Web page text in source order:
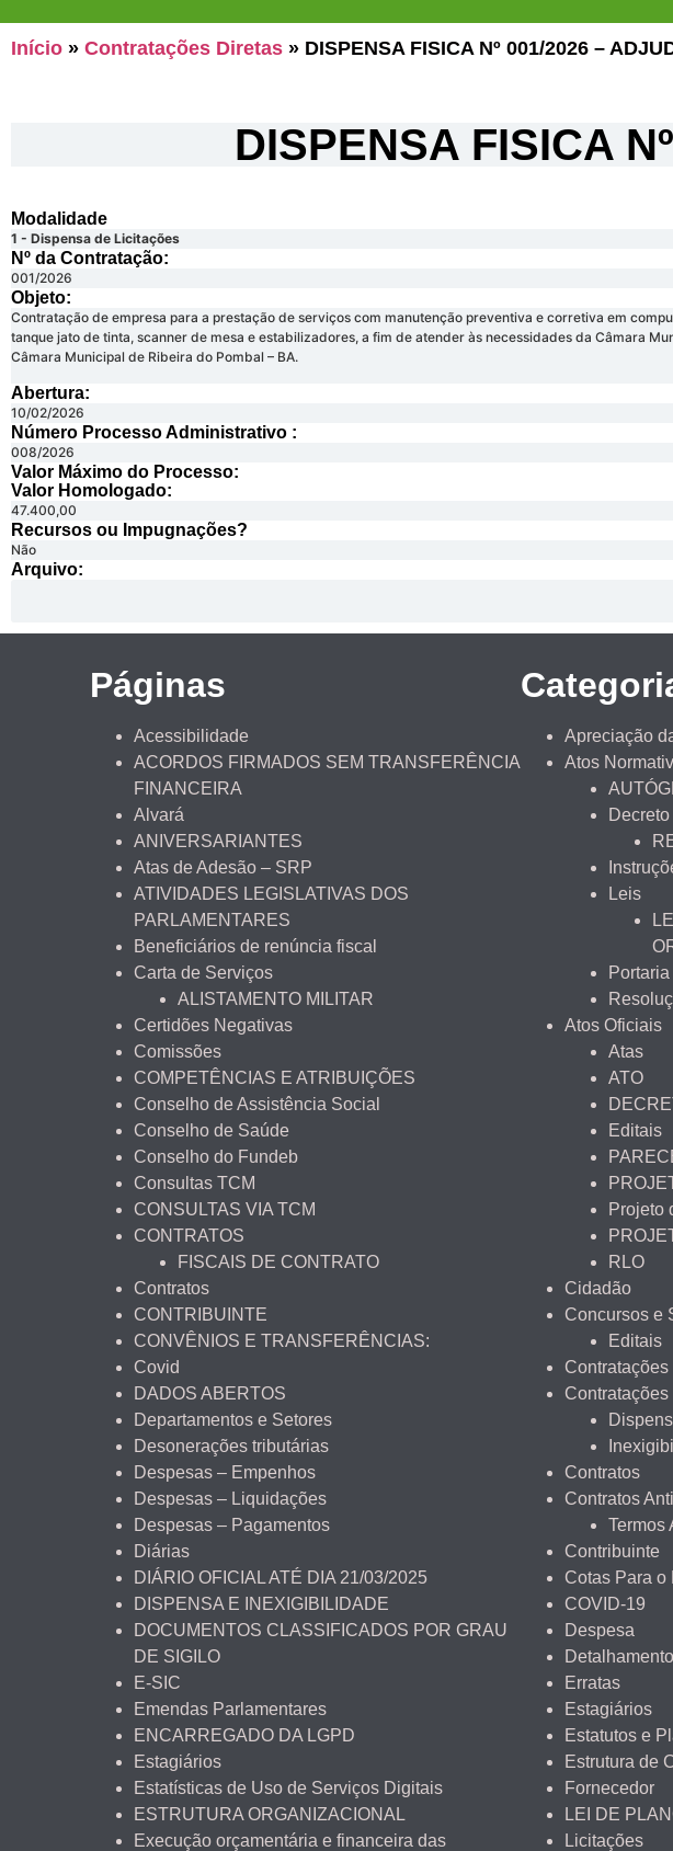
Início » Contratações Diretas » DISPENSA FISICA Nº 001/2026 –
DISPENSA FISICA
Modalidade
1 - Dispensa de Licitações
Nº da Contratação:
001/2026
Objeto:
Contratação de empresa para a prestação de serviços com manutenção preventiva e corretiva em
tanque jato de tinta, scanner de mesa e estabilizadores, a fim de atender às necessidades da Câmara
Câmara Municipal de Ribeira do Pombal – BA.
Abertura:
10/02/2026
Número Processo Administrativo :
008/2026
Valor Máximo do Processo: ​
Valor Homologado: ​
47.400,00
Recursos ou Impugnações? ​
Não
Arquivo:
Páginas
Acessibilidade
ACORDOS FIRMADOS SEM TRANSFERÊNCIA
FINANCEIRA
Alvará
ANIVERSARIANTES
Atas de Adesão – SRP
ATIVIDADES LEGISLATIVAS DOS
PARLAMENTARES
Beneficiários de renúncia fiscal
Carta de Serviços
ALISTAMENTO MILITAR
Certidões Negativas
Comissões
COMPETÊNCIAS E ATRIBUIÇÕES
Conselho de Assistência Social
Conselho de Saúde
Conselho do Fundeb
Consultas TCM
CONSULTAS VIA TCM
CONTRATOS
FISCAIS DE CONTRATO
Contratos
CONTRIBUINTE
CONVÊNIOS E TRANSFERÊNCIAS:
Covid
DADOS ABERTOS
Departamentos e Setores
Desonerações tributárias
Despesas – Empenhos
Despesas – Liquidações
Despesas – Pagamentos
Diárias
DIÁRIO OFICIAL ATÉ DIA 21/03/2025
DISPENSA E INEXIGIBILIDADE
DOCUMENTOS CLASSIFICADOS POR GRAU
DE SIGILO
E-SIC
Emendas Parlamentares
ENCARREGADO DA LGPD
Estagiários
Estatísticas de Uso de Serviços Digitais
ESTRUTURA ORGANIZACIONAL
Execução orçamentária e financeira das
Apreciação
Atos
Decreto
Leis
Portaria
Atos Oficiais
Atas
ATO
Editais
Projeto
RLO
Cidadão
Concursos e
Editais
Contratações
Contratos
Contratos
Termos
Contribuinte
Cotas Para o
COVID-19
Despesa
Erratas
Estagiários
Estatutos e
Estrutura de
Fornecedor
LEI DE
Licitações